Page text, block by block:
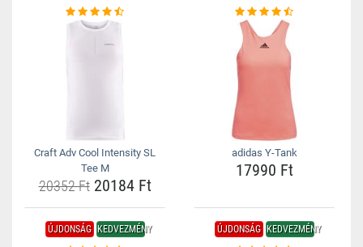
Craft Adv Cool Intensity SL
Tee M
20352 Ft20184 Ft
adidas Y-Tank
17990 Ft
ÚJDONSÁG KEDVEZMÉNY ÚJDONSÁG KEDVEZMÉNY